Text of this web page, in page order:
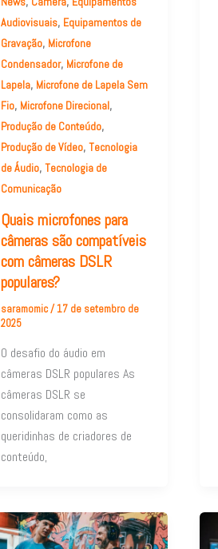
Audiovisuais, Equipamentos de
Gravação, Microfone
Condensador, Microfone de
Lapela, Microfone de Lapela Sem
Fio, Microfone Direcional,
Produção de Conteúdo,
Produção de Vídeo, Tecnologia
de Áudio, Tecnologia de
Comunicação
Quais microfones para
câmeras são compatíveis
com câmeras DSLR
populares?
saramomic/17 de setembro de
2025
O desafio do áudio em
câmeras DSLR populares As
câmeras DSLR se
consolidaram como as
queridinhas de criadores de
conteúdo,